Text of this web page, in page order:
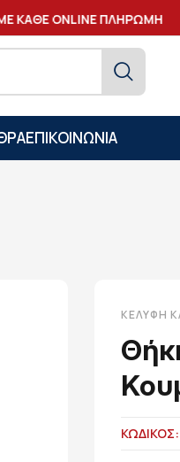
ONLINE ΠΛΗΡΩΜΗ
ΕΠΙΚΟΙΝΩΝΙΑ
ΚΕΛΎΦΗ
ΚΩΔΙΚΟΣ: